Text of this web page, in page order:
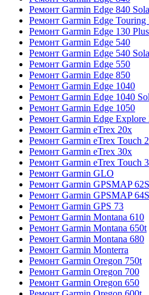
Ремонт Garmin Edge 840
Ремонт Garmin Edge Touring
Ремонт Garmin Edge 130 Plus
Ремонт Garmin Edge 540
Ремонт Garmin Edge 540
Ремонт Garmin Edge 550
Ремонт Garmin Edge 850
Ремонт Garmin Edge 1040
Ремонт Garmin Edge 1040
Ремонт Garmin Edge 1050
Ремонт Garmin Edge Explore
Ремонт Garmin eTrex 20x
Ремонт Garmin eTrex Touch
Ремонт Garmin eTrex 30x
Ремонт Garmin eTrex Touch
Ремонт Garmin GLO
Ремонт Garmin GPSMAP
Ремонт Garmin GPSMAP
Ремонт Garmin GPS 73
Ремонт Garmin Montana 610
Ремонт Garmin Montana 650t
Ремонт Garmin Montana 680
Ремонт Garmin Monterra
Ремонт Garmin Oregon 750t
Ремонт Garmin Oregon 700
Ремонт Garmin Oregon 650